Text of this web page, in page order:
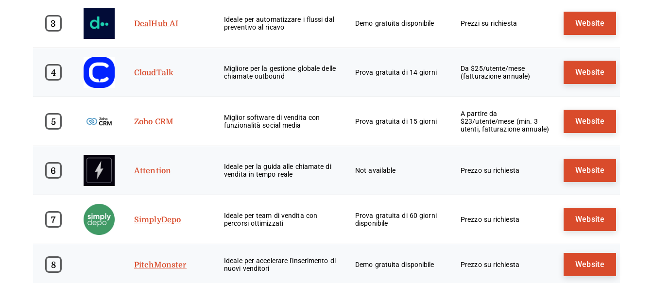
3 DealHub AI
Ideale per automatizzare i flussi dal
preventivo al ricavo
Demo gratuita disponibile Prezzi su richiesta Website
4 CloudTalk
Migliore per la gestione globale delle
chiamate outbound
Prova gratuita di 14 giorni
Da $25/utente/mese
(fatturazione annuale)
Website
5 Zoho CRM
Miglior software di vendita con
funzionalità social media
Prova gratuita di 15 giorni
A partire da
$23/utente/mese (min. 3
utenti, fatturazione annuale)
Website
6 Attention
Ideale per la guida alle chiamate di
vendita in tempo reale
Not available Prezzo su richiesta Website
7 SimplyDepo
Ideale per team di vendita con
percorsi ottimizzati
Prova gratuita di 60 giorni
disponibile
Prezzo su richiesta Website
8 PitchMonster
Ideale per accelerare l'inserimento di
nuovi venditori
Demo gratuita disponibile Prezzo su richiesta Website